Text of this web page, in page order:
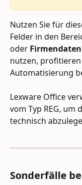
Nutzen Sie für
Felder in den
oder Firmendaten
nutzen,
Automatisierung
Lexware Office
vom Typ REG, um
technisch
Sonderfälle